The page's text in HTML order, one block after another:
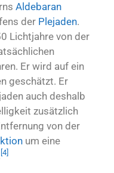
Aldebaran
der Plejaden.
Lichtjahre von der
Er wird auf ein
geschätzt. Er
auch deshalb
zusätzlich
von der
um eine
4